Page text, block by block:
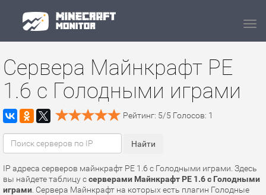
Сервера Майнкрафт PE
1.6 с Голодными играми
Рейтинг: 5/5 Голосов: 1
IP адреса серверов майнкрафт PE 1.6 с Голодными играми. Здесь
вы найдете таблицу ссерверами Майнкрафт PE 1.6 с Голодными
играми . Сервера Майнкрафт на которых есть плагин Голодные